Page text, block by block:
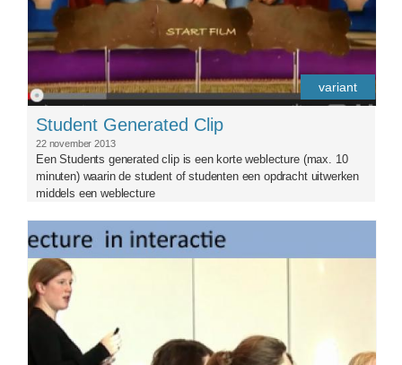
variant
Student Generated Clip
22 november 2013
Een Students generated clip is een korte weblecture (max. 10
minuten) waarin de student of studenten een opdracht uitwerken
middels een weblecture
peerreflex0carousel.jpg